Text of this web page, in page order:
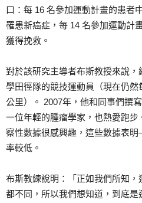
口：每 16 名參加運動計畫的患者
罹患新癌症，每 14 名參加運動計
獲得挽救。
對於該研究主導者布斯教授來說
學田徑隊的競技運動員（現在仍
公里）。 2007年，他和同事們撰
一位年輕的腫瘤學家，也熱愛跑
察性數據很感興趣，這些數據表
率較低。
布斯教練說明：「正如我們所知
都不同，所以我們想知道，到底